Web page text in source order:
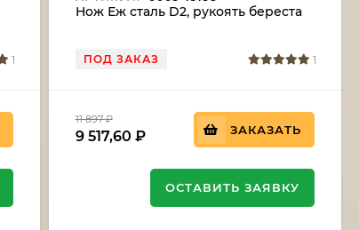
1
Нож Еж сталь D2, рукоять береста
ПОД ЗАКАЗ 1
11 897₽
9 517,60 ₽ ЗАКАЗАТЬ
ОСТАВИТЬ ЗАЯВКУ